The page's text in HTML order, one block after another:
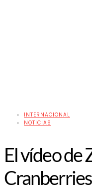
INTERNACIONAL
NOTICIAS
El vídeo de